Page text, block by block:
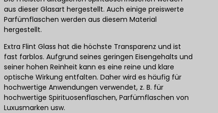
aus dieser Glasart hergestellt. Auch einige preiswerte
Parfümflaschen werden aus diesem Material
hergestellt.
Extra Flint Glass hat die höchste Transparenz und ist
fast farblos. Aufgrund seines geringen Eisengehalts und
seiner hohen Reinheit kann es eine reine und klare
optische Wirkung entfalten. Daher wird es häufig für
hochwertige Anwendungen verwendet, z. B. für
hochwertige Spirituosenflaschen, Parfümflaschen von
Luxusmarken usw.